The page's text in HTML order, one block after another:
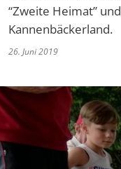
“Zweite Heimat”
Kannenbäckerland.
26. Juni 2019